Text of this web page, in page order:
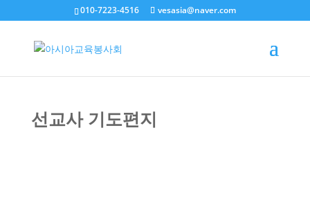
010-7223-4516 vesasia@naver.com
선교사 기도편지